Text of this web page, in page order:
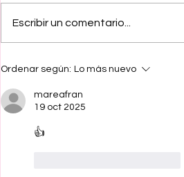
Buscando una agencia de
Abismo Challenger.
Escribir un comentario...
Ordenar según: Lo más nuevo
mareafran
19 oct 2025
👍